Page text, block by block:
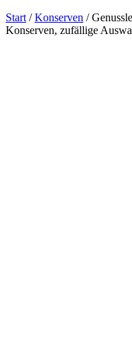
Start /Konserven /
Konserven, zufällige